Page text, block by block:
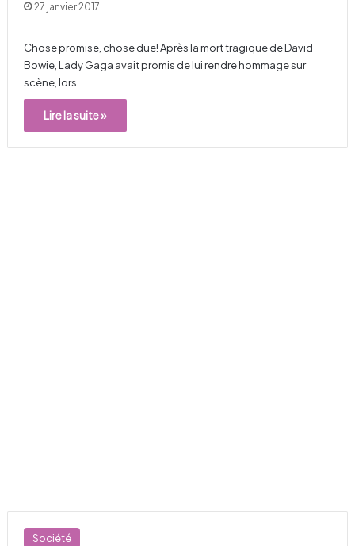
27 janvier 2017
Chose promise, chose due! Après la mort tragique de David
Bowie, Lady Gaga avait promis de lui rendre hommage sur
scène, lors…
Lire la suite »
Société